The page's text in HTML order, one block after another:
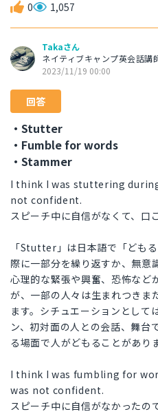
0 1,057
Takaさん
ネイティブキャンプ英会話講
2023/11/19 00:00
回答
・Stutter
・Fumble for words
・Stammer
I think I was stuttering
not confident.
スピーチ中に自信がなくて、口
「Stutter」は日本語で「ども
際に一部分を繰り返すか、無意
心理的な緊張や興奮、恐怖など
が、一部の人々は生まれつきま
ます。シチュエーションとして
ン、初対面の人との会話、舞台
る場面で人がどもることがありま
I think I was fumbling for
was not confident.
スピーチ中に自信がなかったの